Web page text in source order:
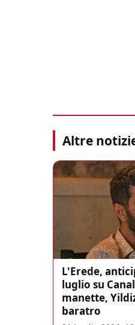
Altre
L'Erede,
luglio su
manette,
baratro